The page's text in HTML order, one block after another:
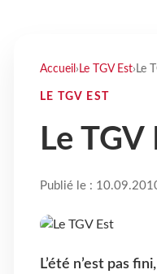
Accueil › Le TGV Est› Le
LE TGV EST
Le TGV
Publié le :
L’été n’est pas